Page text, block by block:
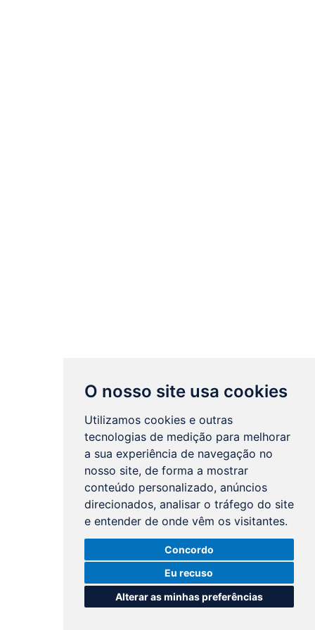
O nosso site usa cookies
Utilizamos cookies e outras
tecnologias de medição para melhorar
a sua experiência de navegação no
nosso site, de forma a mostrar
conteúdo personalizado, anúncios
direcionados, analisar o tráfego do site
e entender de onde vêm os visitantes.
Concordo
Eu recuso
Alterar as minhas preferências